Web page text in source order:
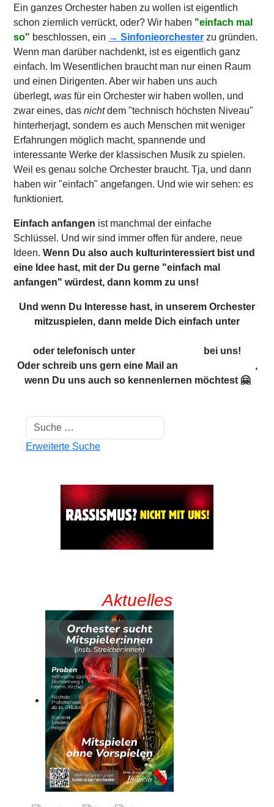
Ein ganzes Orchester haben zu wollen ist eigentlich
schon ziemlich verrückt, oder? Wir haben "einfach mal
so" beschlossen, ein → Sinfonieorchester zu gründen.
Wenn man darüber nachdenkt, ist es eigentlich ganz
einfach. Im Wesentlichen braucht man nur einen Raum
und einen Dirigenten. Aber wir haben uns auch
überlegt, was für ein Orchester wir haben wollen, und
zwar eines, das nichtdem "technisch höchsten Niveau"
hinterherjagt, sondern es auch Menschen mit weniger
Erfahrungen möglich macht, spannende und
interessante Werke der klassischen Musik zu spielen.
Weil es genau solche Orchester braucht. Tja, und dann
haben wir "einfach" angefangen. Und wie wir sehen: es
funktioniert.
Einfach anfangen ist manchmal der einfache
Schlüssel. Und wir sind immer offen für andere, neue
Ideen. Wenn Du also auch kulturinteressiert bist und
eine Idee hast, mit der Du gerne "einfach mal
anfangen" würdest, dann komm zu uns!
Und wenn Du Interesse hast, in unserem Orchester
mitzuspielen, dann melde Dich einfach unter
oder telefonisch unter
bei uns!
Oder schreib uns gern eine Mail an
,
wenn Du uns auch so kennenlernen möchtest 🤗
Suchen
Erweiterte Suche
Aktuelles